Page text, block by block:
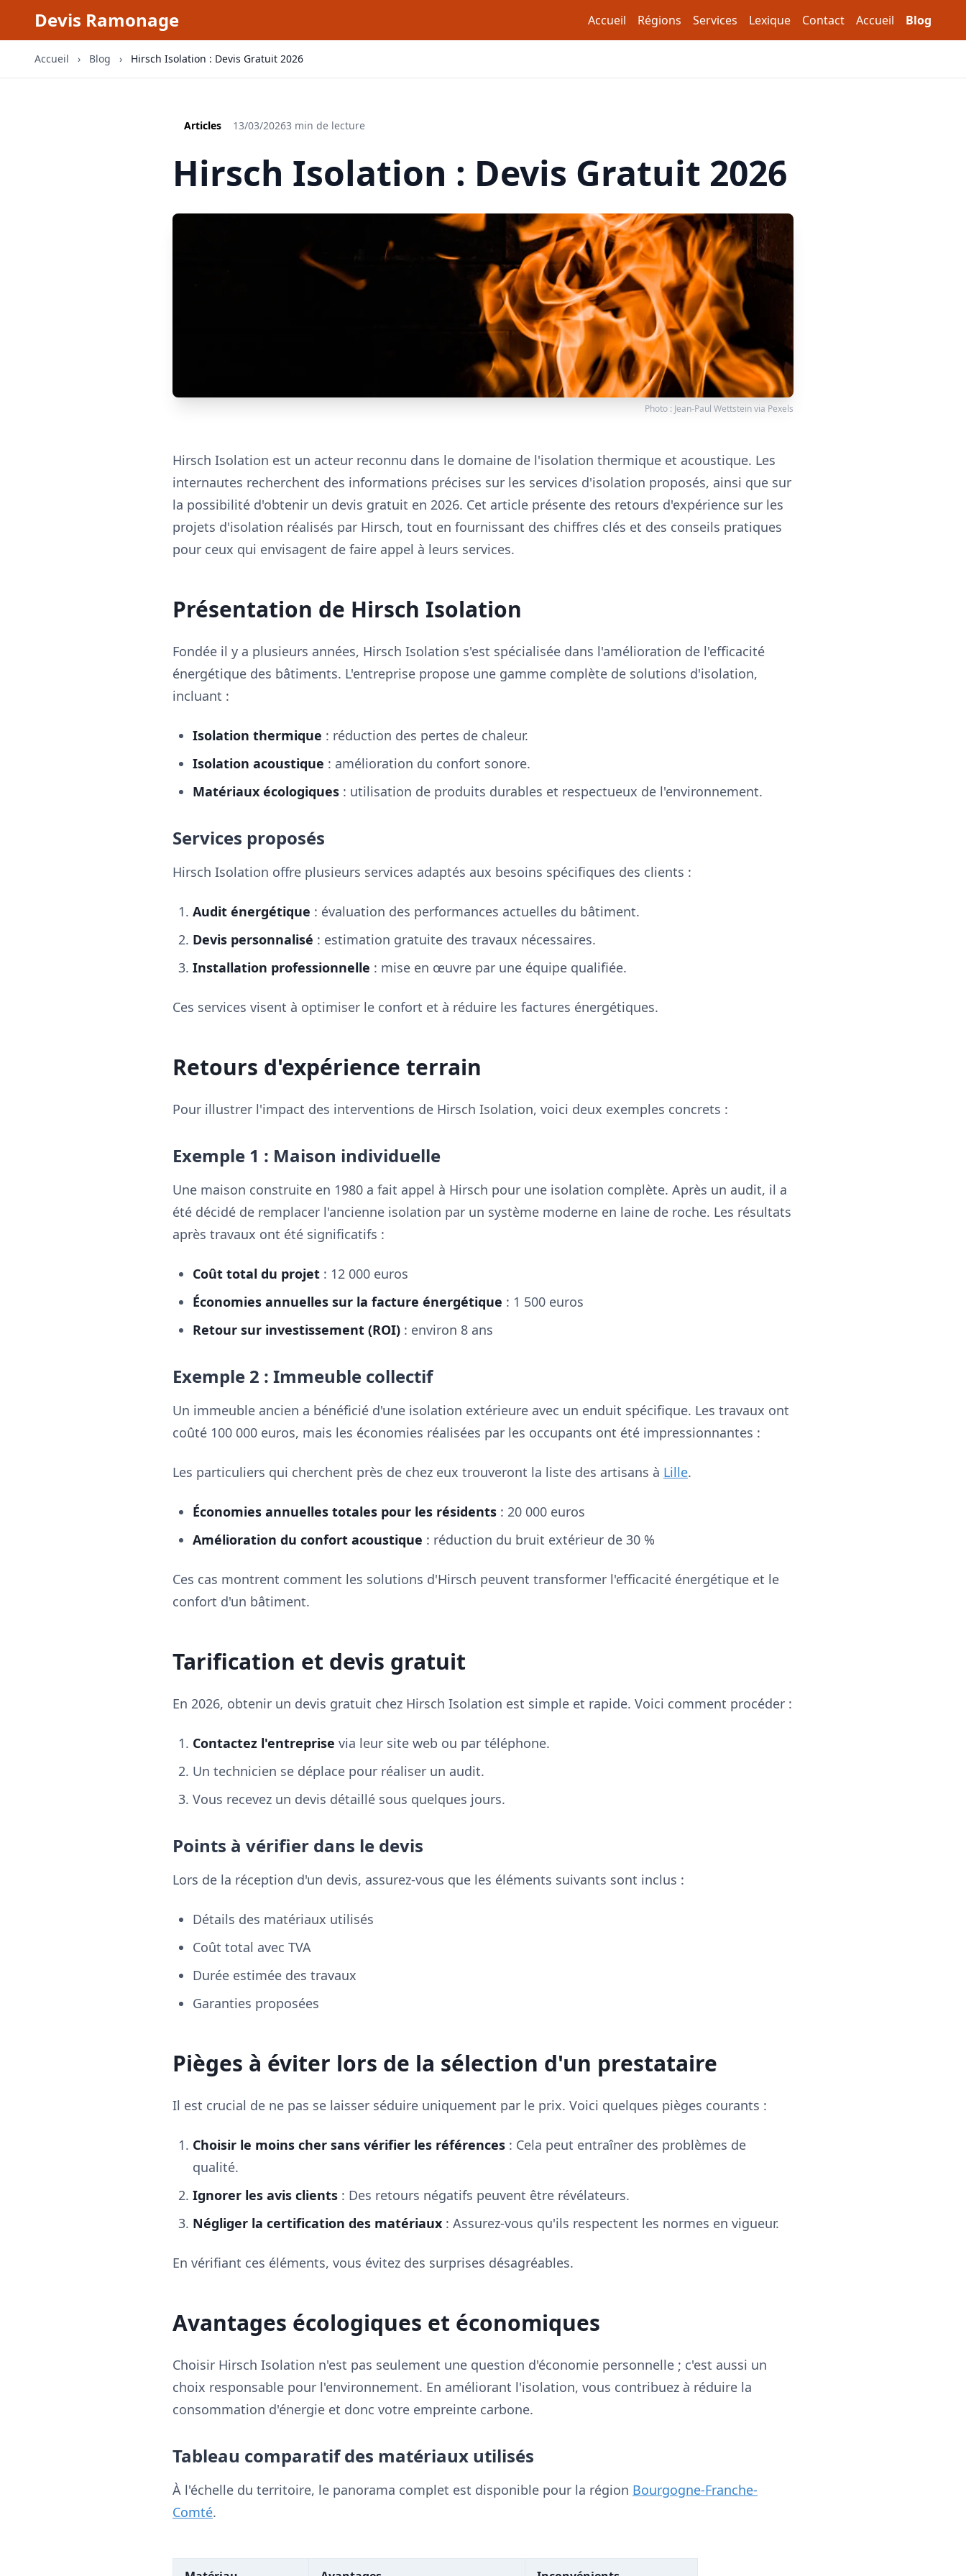
Devis Ramonage Accueil Régions Services Lexique Contact Accueil Blog
Accueil › Blog › Hirsch Isolation : Devis Gratuit 2026
Articles 13/03/20263 min de lecture
Hirsch Isolation : Devis Gratuit 2026
Photo : Jean-Paul Wettsteinvia Pexels
Hirsch Isolation est un acteur reconnu dans le domaine de l'isolation thermique et acoustique. Les
internautes recherchent des informations précises sur les services d'isolation proposés, ainsi que sur
la possibilité d'obtenir un devis gratuit en 2026. Cet article présente des retours d'expérience sur les
projets d'isolation réalisés par Hirsch, tout en fournissant des chiffres clés et des conseils pratiques
pour ceux qui envisagent de faire appel à leurs services.
Présentation de Hirsch Isolation
Fondée il y a plusieurs années, Hirsch Isolation s'est spécialisée dans l'amélioration de l'efficacité
énergétique des bâtiments. L'entreprise propose une gamme complète de solutions d'isolation,
incluant :
Isolation thermique : réduction des pertes de chaleur.
Isolation acoustique : amélioration du confort sonore.
Matériaux écologiques : utilisation de produits durables et respectueux de l'environnement.
Services proposés
Hirsch Isolation offre plusieurs services adaptés aux besoins spécifiques des clients :
Audit énergétique : évaluation des performances actuelles du bâtiment.
Devis personnalisé : estimation gratuite des travaux nécessaires.
Installation professionnelle : mise en œuvre par une équipe qualifiée.
Ces services visent à optimiser le confort et à réduire les factures énergétiques.
Retours d'expérience terrain
Pour illustrer l'impact des interventions de Hirsch Isolation, voici deux exemples concrets :
Exemple 1 : Maison individuelle
Une maison construite en 1980 a fait appel à Hirsch pour une isolation complète. Après un audit, il a
été décidé de remplacer l'ancienne isolation par un système moderne en laine de roche. Les résultats
après travaux ont été significatifs :
Coût total du projet : 12 000 euros
Économies annuelles sur la facture énergétique : 1 500 euros
Retour sur investissement (ROI) : environ 8 ans
Exemple 2 : Immeuble collectif
Un immeuble ancien a bénéficié d'une isolation extérieure avec un enduit spécifique. Les travaux ont
coûté 100 000 euros, mais les économies réalisées par les occupants ont été impressionnantes :
Les particuliers qui cherchent près de chez eux trouveront la liste des artisans à Lille.
Économies annuelles totales pour les résidents : 20 000 euros
Amélioration du confort acoustique : réduction du bruit extérieur de 30 %
Ces cas montrent comment les solutions d'Hirsch peuvent transformer l'efficacité énergétique et le
confort d'un bâtiment.
Tarification et devis gratuit
En 2026, obtenir un devis gratuit chez Hirsch Isolation est simple et rapide. Voici comment procéder :
Contactez l'entreprise via leur site web ou par téléphone.
Un technicien se déplace pour réaliser un audit.
Vous recevez un devis détaillé sous quelques jours.
Points à vérifier dans le devis
Lors de la réception d'un devis, assurez-vous que les éléments suivants sont inclus :
Détails des matériaux utilisés
Coût total avec TVA
Durée estimée des travaux
Garanties proposées
Pièges à éviter lors de la sélection d'un prestataire
Il est crucial de ne pas se laisser séduire uniquement par le prix. Voici quelques pièges courants :
Choisir le moins cher sans vérifier les références : Cela peut entraîner des problèmes de
qualité.
Ignorer les avis clients : Des retours négatifs peuvent être révélateurs.
Négliger la certification des matériaux : Assurez-vous qu'ils respectent les normes en vigueur.
En vérifiant ces éléments, vous évitez des surprises désagréables.
Avantages écologiques et économiques
Choisir Hirsch Isolation n'est pas seulement une question d'économie personnelle ; c'est aussi un
choix responsable pour l'environnement. En améliorant l'isolation, vous contribuez à réduire la
consommation d'énergie et donc votre empreinte carbone.
Tableau comparatif des matériaux utilisés
À l'échelle du territoire, le panorama complet est disponible pour la région Bourgogne-Franche-
Comté.